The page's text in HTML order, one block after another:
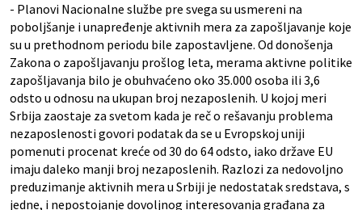
- Planovi Nacionalne službe pre svega su usmereni na
poboljšanje i unapređenje aktivnih mera za zapošljavanje koje
su u prethodnom periodu bile zapostavljene. Od donošenja
Zakona o zapošljavanju prošlog leta, merama aktivne politike
zapošljavanja bilo je obuhvaćeno oko 35.000 osoba ili 3,6
odsto u odnosu na ukupan broj nezaposlenih. U kojoj meri
Srbija zaostaje za svetom kada je reč o rešavanju problema
nezaposlenosti govori podatak da se u Evropskoj uniji
pomenuti procenat kreće od 30 do 64 odsto, iako države EU
imaju daleko manji broj nezaposlenih. Razlozi za nedovoljno
preduzimanje aktivnih mera u Srbiji je nedostatak sredstava, s
jedne, i nepostojanje dovoljnog interesovanja građana za